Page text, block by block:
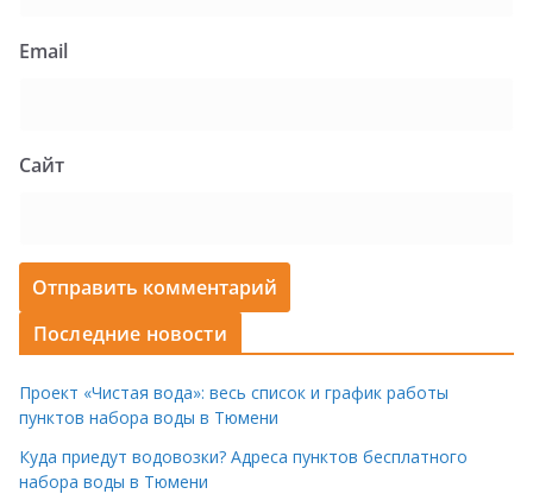
Email
Сайт
Последние новости
Проект «Чистая вода»: весь список и график работы
пунктов набора воды в Тюмени
Куда приедут водовозки? Адреса пунктов бесплатного
набора воды в Тюмени